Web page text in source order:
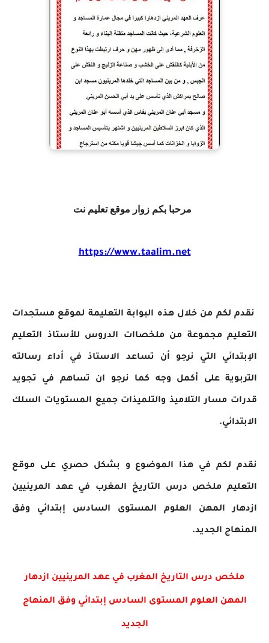
مرحبا بكم زوار موقع تعليم نت
https://www.taalim.net
نقدم لكم من خلال هذه البوابة التعليمة لموقع مستجدات
التعليم مجموعة من ملخصاات الدروس للأستاذ التعليم
الإبتدائي التي نرجو أن تساعد الاستاذ في أداء رسالته
التربوية على أكمل وجه كما نرجو ان تساهم في تجويد
قدرات مسارالتلاميذ والتلميذات جميع المستويات السلك
الابتدائي.
نقدم لكم في هذا الموضوع و بشكل حصري على موقع
التعليم ملخص درس التاريخ المغرب في عهد المرينيين
ازدهار المهن العلوم المستوى السادس إبتدائي وفق
المنهاج الجديد.
ملخص درس التاريخ المغرب في عهد المرينيين ازدهار
المهن العلوم المستوى السادس إبتدائي وفق المنهاج
الجديد